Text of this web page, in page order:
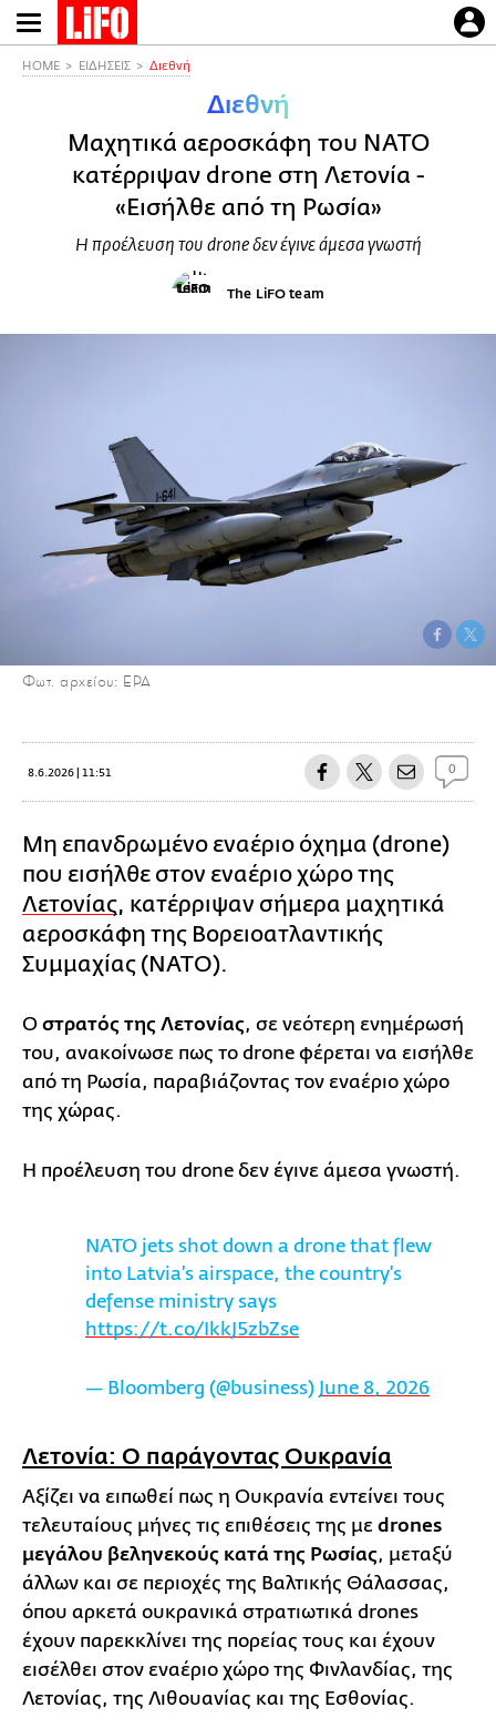
Παράκαμψη
προς
HOME ΕΙΔΗΣΕΙΣ Διεθνή
Διεθνή
Μαχητικά αεροσκάφη του ΝΑΤΟ
κατέρριψαν drone στη Λετονία -
«Εισήλθε από τη Ρωσία»
Η προέλευση του drone δεν έγινε άμεσα γνωστή
The LiFO team
Φωτ. αρχείου: EPA
8.6.2026 | 11:51 0
Μη επανδρωμένο εναέριο όχημα (drone)
που εισήλθε στον εναέριο χώρο της
Λετονίας, κατέρριψαν σήμερα μαχητικά
αεροσκάφη της Βορειοατλαντικής
Συμμαχίας (ΝΑΤΟ).
Ο στρατός της Λετονίας, σε νεότερη ενημέρωσή
του, ανακοίνωσε πως το drone φέρεται να εισήλθε
από τη Ρωσία, παραβιάζοντας τον εναέριο χώρο
της χώρας.
Η προέλευση του drone δεν έγινε άμεσα γνωστή.
NATO jets shot down a drone that flew
into Latvia’s airspace, the country's
defense ministry says
https://t.co/IkkJ5zbZse
— Bloomberg (@business) June 8, 2026
Λετονία: Ο παράγοντας Ουκρανία
Αξίζει να ειπωθεί πως η Ουκρανία εντείνει τους
τελευταίους μήνες τις επιθέσεις της με drones
μεγάλου βεληνεκούς κατά της Ρωσίας, μεταξύ
άλλων και σε περιοχές της Βαλτικής Θάλασσας,
όπου αρκετά ουκρανικά στρατιωτικά drones
έχουν παρεκκλίνει της πορείας τους και έχουν
εισέλθει στον εναέριο χώρο της Φινλανδίας, της
Λετονίας, της Λιθουανίας και της Εσθονίας.